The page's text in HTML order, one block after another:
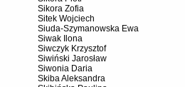
Sikora Zofia
Sitek Wojciech
Siuda-Szymanowska Ewa
Siwak Ilona
Siwczyk Krzysztof
Siwiński Jarosław
Siwonia Daria
Skiba Aleksandra